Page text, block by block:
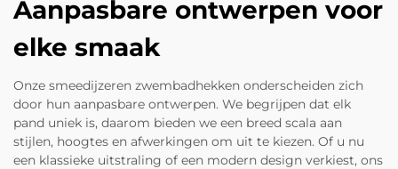
Aanpasbare ontwerpen voor
elke smaak
Onze smeedijzeren zwembadhekken onderscheiden zich
door hun aanpasbare ontwerpen. We begrijpen dat elk
pand uniek is, daarom bieden we een breed scala aan
stijlen, hoogtes en afwerkingen om uit te kiezen. Of u nu
een klassieke uitstraling of een modern design verkiest, ons